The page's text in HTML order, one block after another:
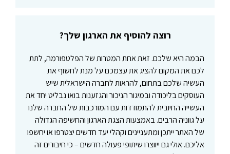
ת
רוצה להוסיף את הארגון שלך?
הבמה היא שלכם. זאת אחת המטרות של הפלטפורמה, לתת
לכם את המקום להציג את עצמכם על מנת לחשוף את
העשיה שלכם בתחום, להראות לחברה הישראלית שיש
העוסקים בליכודה ובמיגור הניכור והגזענות בואו נבליט יחד את
העשייה החיובית להתמודדות עם המורכבות של החברה שלנו
על גווניה הרבים. באמצעות הצגת הארגון והחשיפה הגדולה
של האתר ייתכן ומתעניינים וקהלי יעד חדשים יצטרפו או יחשפו
אליכם. אולי גם ייווצרו שיתופי פעולה חדשים – כי חיבורים זה